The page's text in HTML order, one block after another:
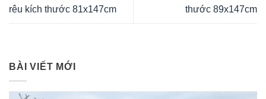
rêu kích thước 81x147cm
thước 89x147cm
BÀI VIẾT MỚI